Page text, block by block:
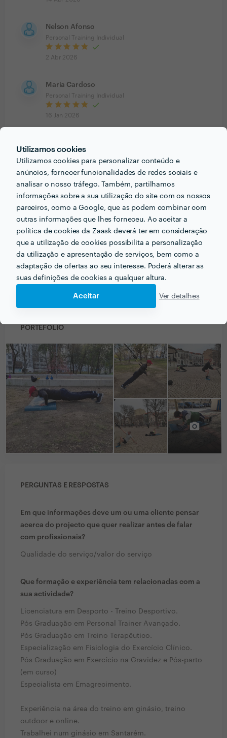
Utilizamos cookies
Utilizamos cookies para personalizar conteúdo e
anúncios, fornecer funcionalidades de redes sociais e
analisar o nosso tráfego. Também, partilhamos
informações sobre a sua utilização do site com os nossos
parceiros, como a Google, que as podem combinar com
outras informações que lhes forneceu. Ao aceitar a
política de cookies da Zaask deverá ter em consideração
que a utilização de cookies possibilita a personalização
da utilização e apresentação de serviços, bem como a
adaptação de ofertas ao seu interesse. Poderá alterar as
suas definições de cookies a qualquer altura.
Aceitar Ver detalhes
Nelson Afonso
Personal Training Individual
2 Abr 2026
Maria Cardoso
Personal Training Individual
16 Jan 2026
existentes, fazendo progressos em cada sessão. É
muito motivante ver a resistência aumentar treino após
treino! Recomendo vivamente!
carlos belo
Personal Training Individual
2 Out 2025
Ver mais
PORTEFÓLIO
PERGUNTAS E RESPOSTAS
Em que informações deve um ou uma cliente pensar
acerca do projecto que quer realizar antes de falar
com profissionais?
Qualidade do serviço/valor do serviço
Que formação e experiência tem relacionadas com a
sua actividade?
Licenciatura em Desporto - Treino Desportivo.
Pós Graduação em Personal Trainer Avançado.
Pós Graduação em Treino Terapêutico.
Especialização em Fisiologia do Exercício Clínico.
Pós Graduação em Exercício na Gravidez e Pós-parto
(em curso)
Especialista em Emagrecimento.
Experiência na área do treino em ginásio, treino
outdoor e online.
Trabalhei num ginásio em Santarém.